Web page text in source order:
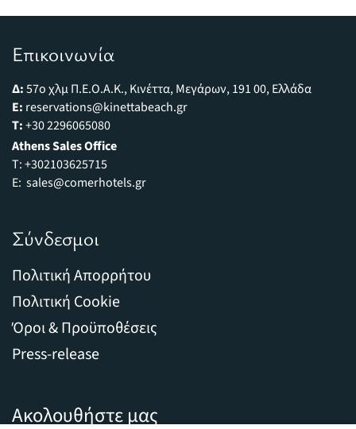
Επικοινωνία
Δ:57o χλμ Π.Ε.Ο.Α.Κ., Κινέττα, Μεγάρων, 191 00, Ελλάδα
E: reservations@kinettabeach.gr
T:+30 2296065080
Athens Sales Office
Τ:+302103625715
E: sales@comerhotels.gr
Σύνδεσμοι
Πολιτική Απορρήτου
Πολιτική Cookie
Όροι & Προϋποθέσεις
Press-release
Ακολουθήστε μας